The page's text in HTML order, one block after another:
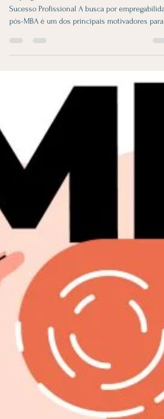
Emprego pós MBA
Empregabilidade Pós-MBA: O Caminho Para o